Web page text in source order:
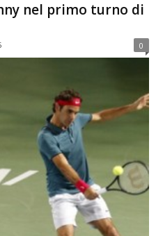
nel primo turno di
0